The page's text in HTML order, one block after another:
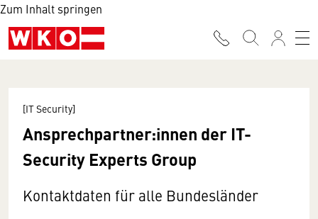
Zum Inhalt springen
[IT Security]
Ansprechpartner:innen der IT-
Security Experts Group
Kontaktdaten für alle Bundesländer